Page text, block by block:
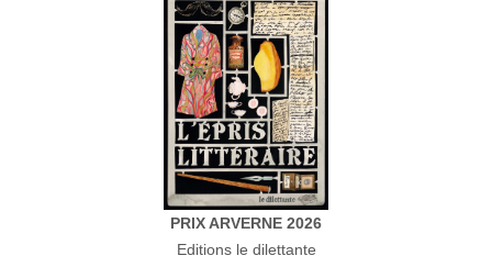
PRIX ARVERNE 2026
Editions le dilettante